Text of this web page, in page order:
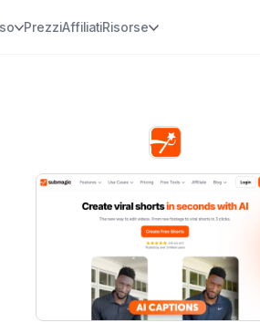
PrezziAffiliatiRisorse